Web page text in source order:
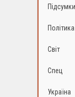
Підсумки
Політика
Світ
Спец
Україна